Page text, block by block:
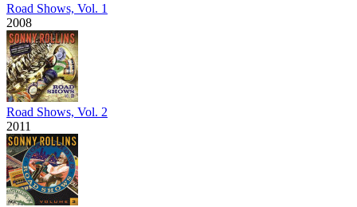
Road Shows, Vol. 1
2008
Road Shows, Vol. 2
2011